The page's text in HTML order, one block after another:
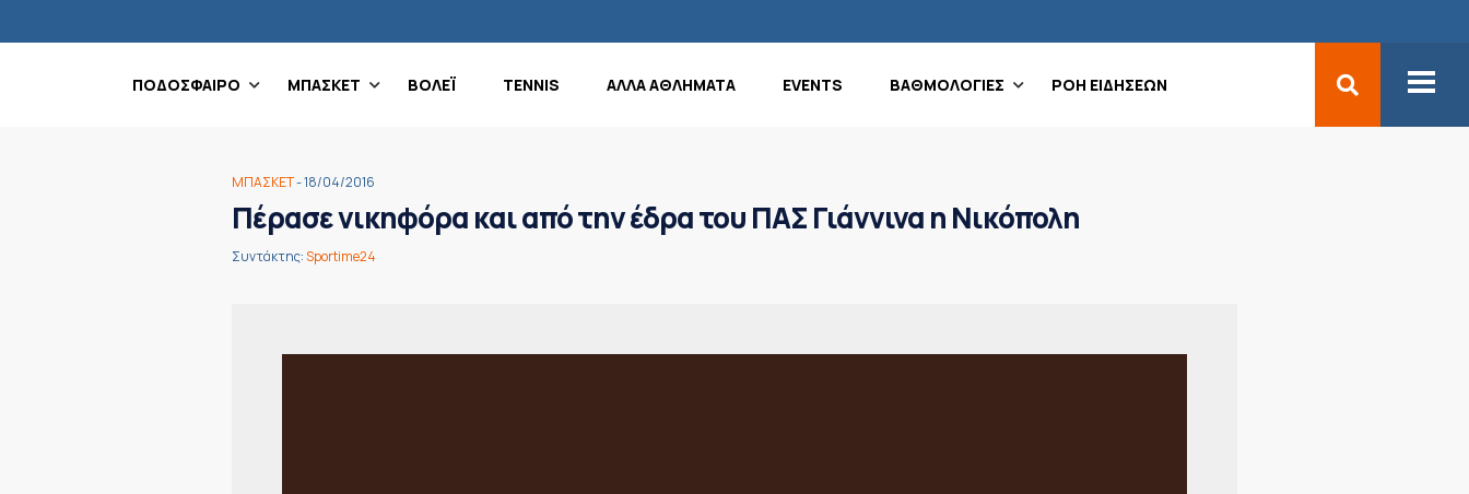
ΠΟΔΟΣΦΑΙΡΟ ΜΠΑΣΚΕΤ ΒΟΛΕΪ TENNIS ΑΛΛΑ ΑΘΛΗΜΑΤΑ EVENTS ΒΑΘΜΟΛΟΓΙΕΣ ΡΟΗ ΕΙΔΗΣΕΩΝ
ΜΠΑΣΚΕΤ- 18/04/2016
Πέρασε νικηφόρα και από την έδρα του ΠΑΣ Γιάννινα η Νικόπολη
Συντάκτης:Sportime24